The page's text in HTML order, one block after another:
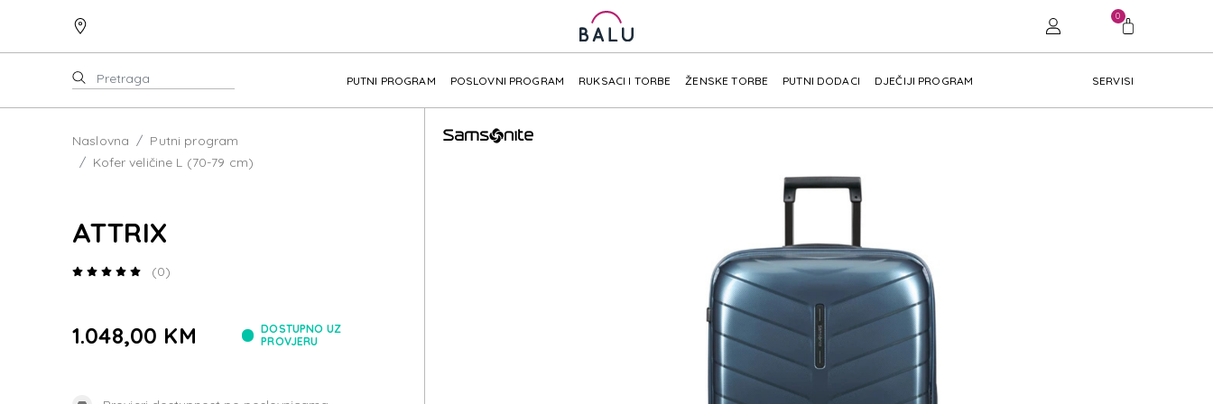
0
PUTNI PROGRAM POSLOVNI PROGRAM RUKSACI I TORBE ŽENSKE TORBE PUTNI DODACI DJEČIJI PROGRAM SERVISI
Naslovna
Putni program
Kofer veličine L (70-79 cm)
ATTRIX
(0)
1.048,00 KM
DOSTUPNO UZ
PROVJERU